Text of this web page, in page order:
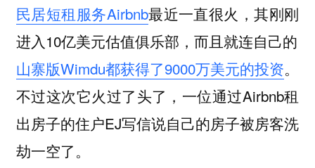
民居短租服务Airbnb最近一直很火，其刚刚
进入10亿美元估值俱乐部，而且就连自己的
山寨版Wimdu都获得了9000万美元的投资。
不过这次它火过了头了，一位通过Airbnb租
出房子的住户EJ写信说自己的房子被房客洗
劫一空了。